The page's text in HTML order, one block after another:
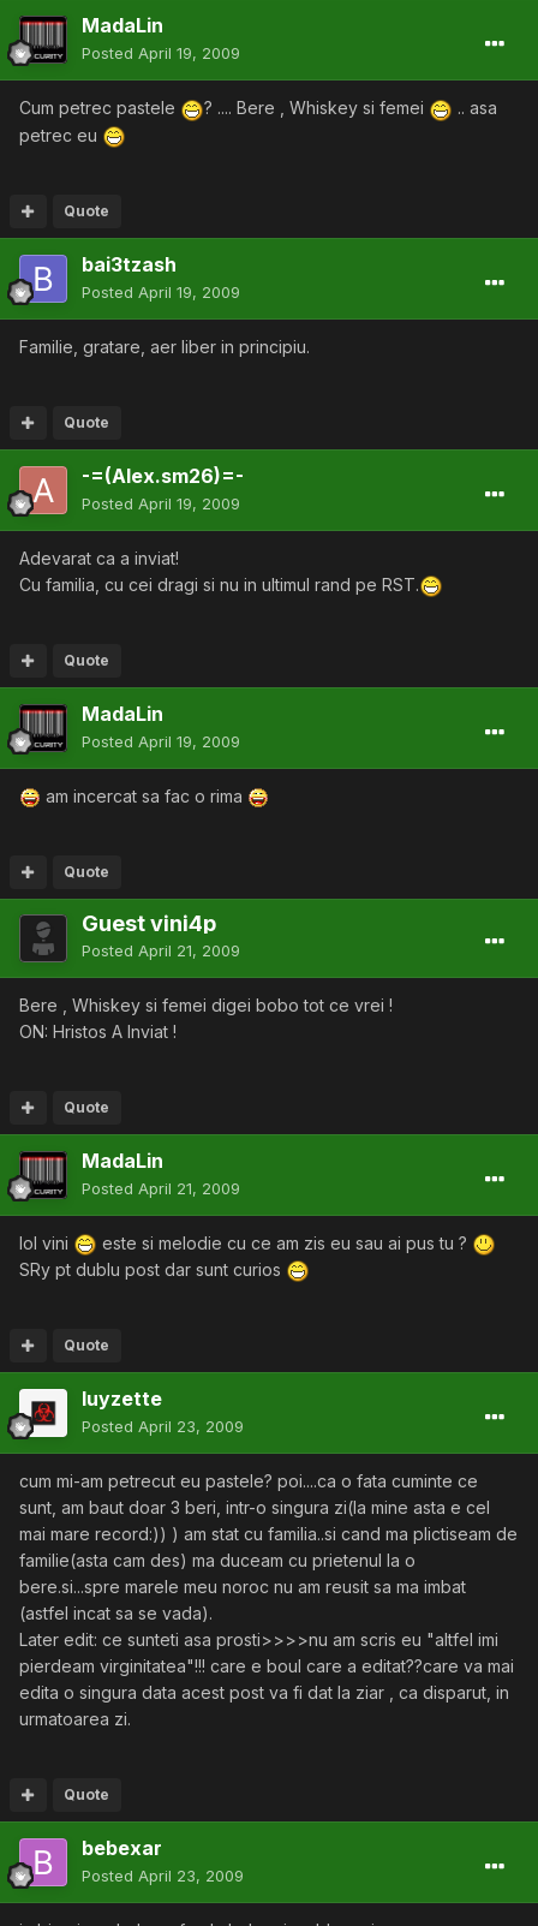
MadaLin
Posted April 19, 2009
Cum petrec pastele ? .... Bere , Whiskey si femei
.. asa
petrec eu
Quote
bai3tzash
Posted April 19, 2009
Familie, gratare, aer liber in principiu.
Quote
-=(Alex.sm26)=-
Posted April 19, 2009
Adevarat ca a inviat!
Cu familia, cu cei dragi si nu in ultimul rand pe RST.
Quote
MadaLin
Posted April 19, 2009
am incercat sa fac o rima
Quote
Guest vini4p
Posted April 21, 2009
Bere , Whiskey si femei digei bobo tot ce vrei !
ON: Hristos A Inviat !
Quote
MadaLin
Posted April 21, 2009
lol vini
este si melodie cu ce am zis eu sau ai pus tu ?
SRy pt dublu post dar sunt curios
Quote
luyzette
Posted April 23, 2009
cum mi-am petrecut eu pastele? poi....ca o fata cuminte ce
sunt, am baut doar 3 beri, intr-o singura zi(la mine asta e cel
mai mare record:)) ) am stat cu familia..si cand ma plictiseam de
familie(asta cam des) ma duceam cu prietenul la o
bere.si...spre marele meu noroc nu am reusit sa ma imbat
(astfel incat sa se vada).
Later edit: ce sunteti asa prosti>>>>nu am scris eu "altfel imi
pierdeam virginitatea"!!! care e boul care a editat??care va mai
edita o singura data acest post va fi dat la ziar , ca disparut, in
urmatoarea zi.
Quote
bebexar
Posted April 23, 2009